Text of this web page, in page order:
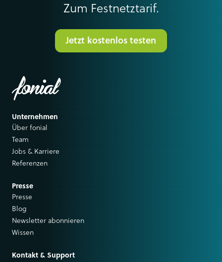
Zum Festnetztarif.
Jetzt kostenlos testen
Unternehmen
Über fonial
Team
Jobs & Karriere
Referenzen
Presse
Presse
Blog
Newsletter abonnieren
Wissen
Kontakt & Support